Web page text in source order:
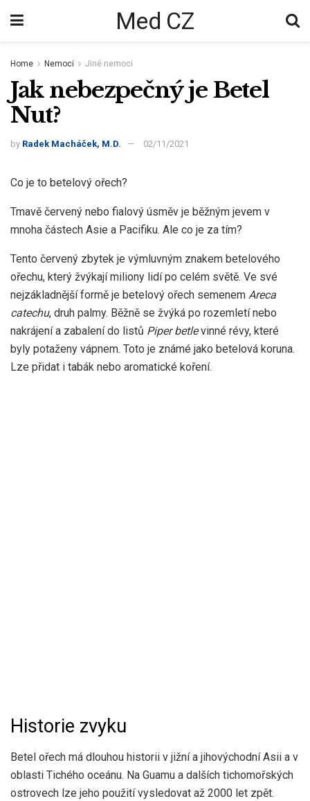
Med CZ
Home Nemoci Jiné nemoci
Jak nebezpečný je Betel
Nut?
by Radek Macháček, M.D. 02/11/2021
Co je to betelový ořech?
Tmavě červený nebo fialový úsměv je běžným jevem v
mnoha částech Asie a Pacifiku. Ale co je za tím?
Tento červený zbytek je výmluvným znakem betelového
ořechu, který žvýkají miliony lidí po celém světě. Ve své
nejzákladnější formě je betelový ořech semenem Areca
catechu, druh palmy. Běžně se žvýká po rozemletí nebo
nakrájení a zabalení do listů Piper betlevinné révy, které
byly potaženy vápnem. Toto je známé jako betelová koruna.
Lze přidat i tabák nebo aromatické koření.
Historie zvyku
Betel ořech má dlouhou historii v jižní a jihovýchodní Asii a v
oblasti Tichého oceánu. Na Guamu a dalších tichomořských
ostrovech lze jeho použití vysledovat až 2000 let zpět.